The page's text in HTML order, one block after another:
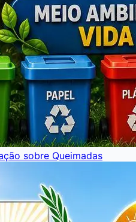
sobre Queimadas